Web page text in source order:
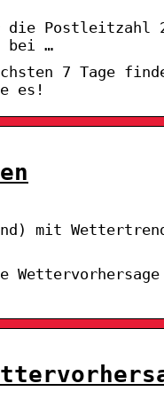
die Postleitzahl
bei …
7 Tage
es!
mit